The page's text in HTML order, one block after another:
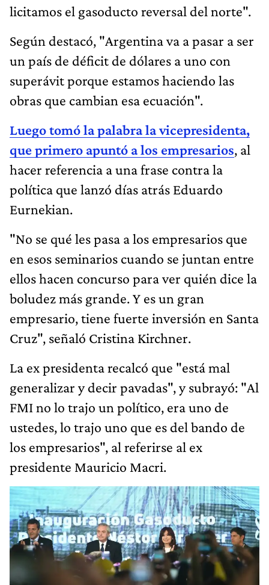
licitamos el gasoducto reversal del norte".
Según destacó, "Argentina va a pasar a ser
un país de déficit de dólares a uno con
superávit porque estamos haciendo las
obras que cambian esa ecuación".
Luego tomó la palabra la vicepresidenta,
que primero apuntó a los empresarios, al
hacer referencia a una frase contra la
política que lanzó días atrás Eduardo
Eurnekian.
"No se qué les pasa a los empresarios que
en esos seminarios cuando se juntan entre
ellos hacen concurso para ver quién dice la
boludez más grande. Y es un gran
empresario, tiene fuerte inversión en Santa
Cruz", señaló Cristina Kirchner.
La ex presidenta recalcó que "está mal
generalizar y decir pavadas", y subrayó: "Al
FMI no lo trajo un político, era uno de
ustedes, lo trajo uno que es del bando de
los empresarios", al referirse al ex
presidente Mauricio Macri.